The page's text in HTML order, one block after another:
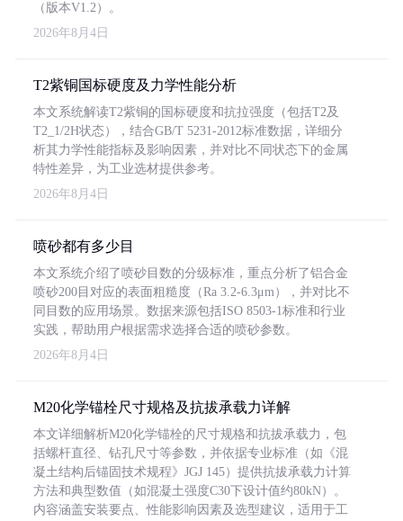
（版本V1.2）。
2026年8月4日
T2紫铜国标硬度及力学性能分析
本文系统解读T2紫铜的国标硬度和抗拉强度（包括T2及
T2_1/2H状态），结合GB/T 5231-2012标准数据，详细分
析其力学性能指标及影响因素，并对比不同状态下的金属
特性差异，为工业选材提供参考。
2026年8月4日
喷砂都有多少目
本文系统介绍了喷砂目数的分级标准，重点分析了铝合金
喷砂200目对应的表面粗糙度（Ra 3.2-6.3μm），并对比不
同目数的应用场景。数据来源包括ISO 8503-1标准和行业
实践，帮助用户根据需求选择合适的喷砂参数。
2026年8月4日
M20化学锚栓尺寸规格及抗拔承载力详解
本文详细解析M20化学锚栓的尺寸规格和抗拔承载力，包
括螺杆直径、钻孔尺寸等参数，并依据专业标准（如《混
凝土结构后锚固技术规程》JGJ 145）提供抗拔承载力计算
方法和典型数值（如混凝土强度C30下设计值约80kN）。
内容涵盖安装要点、性能影响因素及选型建议，适用于工